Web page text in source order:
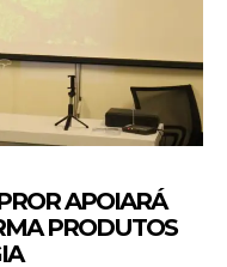
APOIARÁ
PRODUTOS